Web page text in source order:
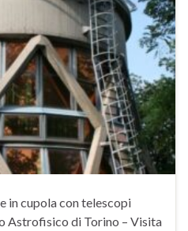
in cupola con telescopi
Astrofisico di Torino – Visita